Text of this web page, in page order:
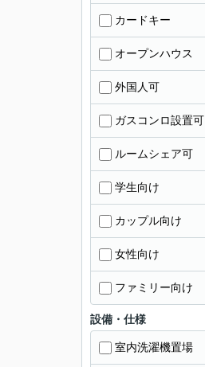
カードキー
オープンハウス
外国人可
ガスコンロ設置可
ルームシェア可
学生向け
カップル向け
女性向け
ファミリー向け
設備・仕様
室内洗濯機置場